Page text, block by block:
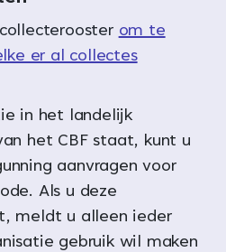
om te
er al collectes
in het landelijk
het CBF staat, kunt u
aanvragen voor
Als u deze
meldt u alleen ieder
gebruik wil maken